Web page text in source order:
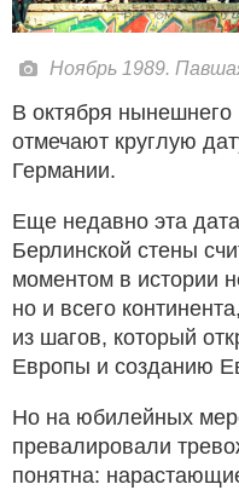
Ноябрь 1989.
В октября
отмечают круглую
Германии.
Еще недавно эта
Берлинской стены
моментом в истории
но и всего
из шагов, который
Европы и созданию
Но на юбилейных
превалировали
понятна: